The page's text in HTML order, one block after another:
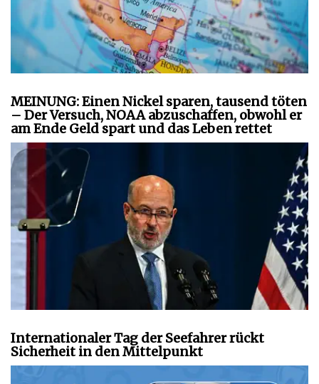
MEINUNG: Einen Nickel sparen, tausend töten
– Der Versuch, NOAA abzuschaffen, obwohl er
am Ende Geld spart und das Leben rettet
Internationaler Tag der Seefahrer rückt
Sicherheit in den Mittelpunkt